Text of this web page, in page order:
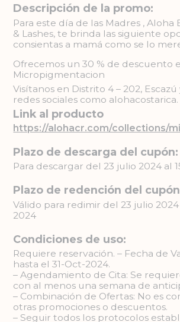
Descripción de la promo:
Para este día de las Madres , Aloha
& Lashes, te brinda las siguiente
consientas a mamá como se lo
Ofrecemos un 30 % de descuento
Micropigmentacion
Visítanos en Distrito 4 – 202,
redes sociales como alohacostarica.
Link al producto
https://alohacr.com/collections/
Plazo de descarga del cupón:
Para descargar del 23 julio 2024 al
Plazo de redención del
Válido para redimir del 23 julio
2024
Condiciones de uso:
Requiere reservación. – Fecha de
hasta el 31-Oct-2024.
– Agendamiento de Cita: Se
con al menos una semana de
– Combinación de Ofertas: No es
otras promociones o descuentos.
– Seguir todos los protocolos